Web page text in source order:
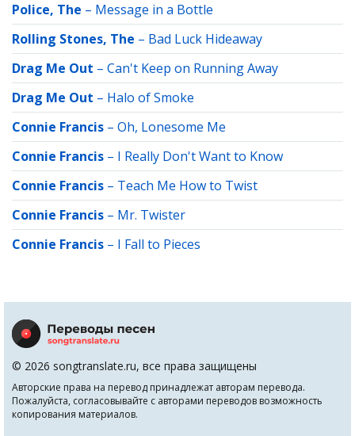
Police, The – Message in a Bottle
Rolling Stones, The – Bad Luck Hideaway
Drag Me Out – Can't Keep on Running Away
Drag Me Out – Halo of Smoke
Connie Francis – Oh, Lonesome Me
Connie Francis – I Really Don't Want to Know
Connie Francis – Teach Me How to Twist
Connie Francis – Mr. Twister
Connie Francis – I Fall to Pieces
© 2026 songtranslate.ru, все права защищены
Авторские права на перевод принадлежат авторам перевода.
Пожалуйста, согласовывайте с авторами переводов возможность
копирования материалов.